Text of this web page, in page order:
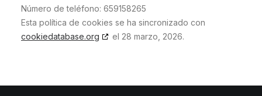
Número de teléfono: 659158265
Esta política de cookies se ha sincronizado con
cookiedatabase.org
el 28 marzo, 2026.